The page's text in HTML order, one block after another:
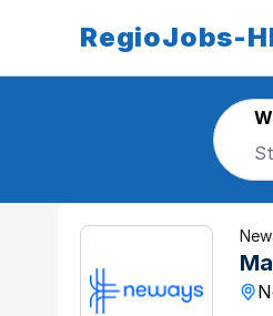
RegioJobs-